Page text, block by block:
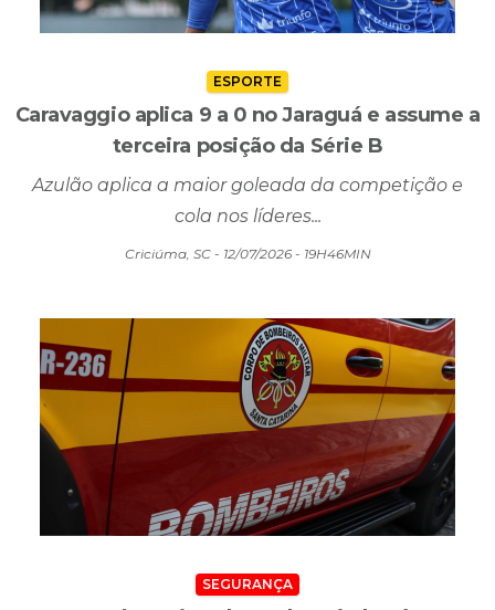
ESPORTE
Caravaggio aplica 9 a 0 no Jaraguá e assume a
terceira posição da Série B
Azulão aplica a maior goleada da competição e
cola nos líderes...
Criciúma, SC - 12/07/2026 - 19H46MIN
SEGURANÇA